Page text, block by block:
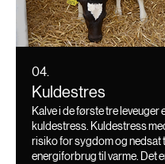
04.
Kuldestres
Kalve i de første tre leveuger
kuldestress. Kuldestress
risiko for sygdom og nedsat
energiforbrug til varme. Det